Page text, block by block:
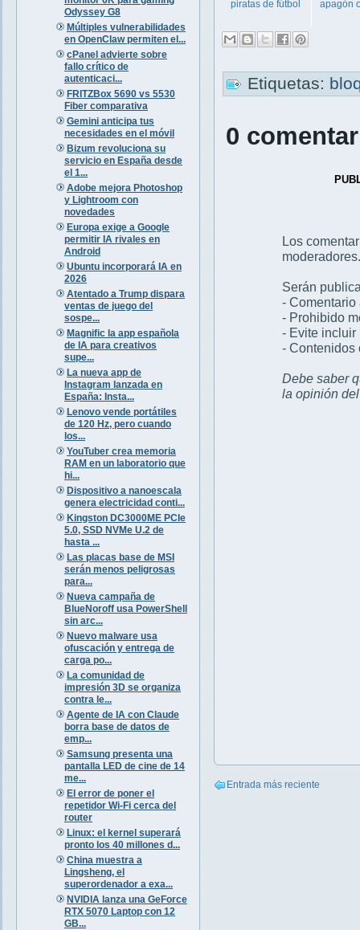
Odyssey G8
Múltiples vulnerabilidades
en OpenClaw permiten el...
cPanel advierte sobre
fallo crítico de
autenticaci...
FRITZBox 5690 vs 5530
Fiber comparativa
Gemini anticipa tus
necesidades en el móvil
Bizum revoluciona su
servicio en España desde
el 1...
Adobe mejora Photoshop
y Lightroom con
novedades
Europa exige a Google
permitir IA rivales en
Android
Ubuntu incorporará IA en
2026
Atentado a Trump dispara
ventas de juego del
sospe...
Magnific la app española
de IA para creativos
supe...
La nueva app de
Instagram lanzada en
España: Insta...
Lenovo vende portátiles
de 120 Hz, pero cuando
los...
YouTuber crea memoria
RAM en un laboratorio que
hi...
Dispositivo a nanoescala
genera electricidad conti...
Kingston DC3000ME PCIe
5.0, SSD NVMe U.2 de
hasta ...
Las placas base de MSI
serán menos peligrosas
para...
Nueva campaña de
BlueNoroff usa PowerShell
sin arc...
Nuevo malware usa
ofuscación y entrega de
carga po...
La comunidad de
impresión 3D se organiza
contra le...
Agente de IA con Claude
borra base de datos de
emp...
Samsung presenta una
pantalla LED de cine de 14
me...
El error de poner el
repetidor Wi-Fi cerca del
router
Linux: el kernel superará
pronto los 40 millones d...
China muestra a
Lingsheng, el
superordenador a exa...
NVIDIA lanza una GeForce
RTX 5070 Laptop con 12
GB...
piratas de fútbol apagón
Etiquetas:
0
Los
moderadores.
Serán
- Comentario
- Prohibido
- Evite incluir
- Contenidos
Debe saber
la opinión
Entrada más reciente